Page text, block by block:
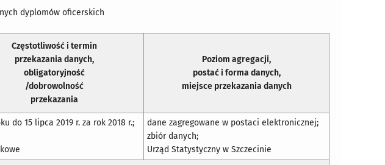
dyplomów oficerskich
Częstotliwość i termin
przekazania danych,
obligatoryjność
/dobrowolność
przekazania
Poziom agregacji,
postać i forma danych,
miejsce przekazania danych
do 15 lipca 2019 r. za rok 2018 r.;
dane zagregowane w postaci elektronicznej;
zbiór danych;
Urząd Statystyczny w Szczecinie